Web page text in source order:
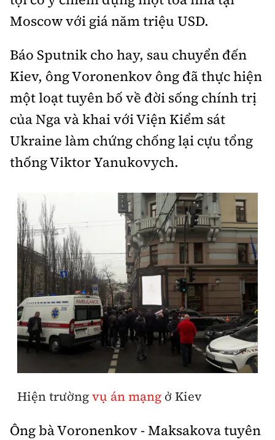
Moscow với giá năm triệu USD.
Báo Sputnik cho hay, sau chuyển đến
Kiev, ông Voronenkov ông đã thực hiện
một loạt tuyên bố về đời sống chính trị
của Nga và khai với Viện Kiểm sát
Ukraine làm chứng chống lại cựu tổng
thống Viktor Yanukovych.
Hiện trườngvụ án mạng ở Kiev
Ông bà Voronenkov - Maksakova tuyên